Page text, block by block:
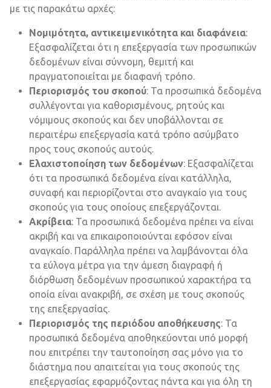
με τις παρακάτω αρχές:
Νομιμότητα, αντικειμενικότητα και διαφάνεια:
Εξασφαλίζεται ότι η επεξεργασία των προσωπικών
δεδομένων είναι σύννομη, θεμιτή και
πραγματοποιείται με διαφανή τρόπο.
Περιορισμός του σκοπού: Τα προσωπικά δεδομένα
συλλέγονται για καθορισμένους, ρητούς και
νόμιμους σκοπούς και δεν υποβάλλονται σε
περαιτέρω επεξεργασία κατά τρόπο ασύμβατο
προς τους σκοπούς αυτούς.
Ελαχιστοποίηση των δεδομένων: Εξασφαλίζεται
ότι τα προσωπικά δεδομένα είναι κατάλληλα,
συναφή και περιορίζονται στο αναγκαίο για τους
σκοπούς για τους οποίους επεξεργάζονται.
Ακρίβεια: Τα προσωπικά δεδομένα πρέπει να είναι
ακριβή και να επικαιροποιούνται εφόσον είναι
αναγκαίο. Παράλληλα πρέπει να λαμβάνονται όλα
τα εύλογα μέτρα για την άμεση διαγραφή ή
διόρθωση δεδομένων προσωπικού χαρακτήρα τα
οποία είναι ανακριβή, σε σχέση με τους σκοπούς
της επεξεργασίας.
Περιορισμός της περιόδου αποθήκευσης: Τα
προσωπικά δεδομένα αποθηκεύονται υπό μορφή
που επιτρέπει την ταυτοποίηση σας μόνο για το
διάστημα που απαιτείται για τους σκοπούς της
επεξεργασίας εφαρμόζοντας πάντα και για όλη τη